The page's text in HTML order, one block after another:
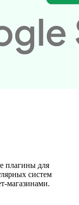
плагины для
систем
магазинами.